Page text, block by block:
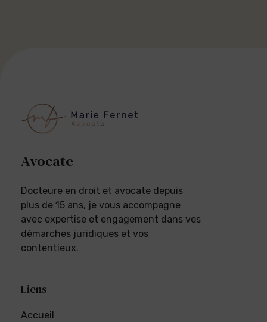
Avocate
Docteure en droit et avocate depuis
plus de 15 ans, je vous accompagne
avec expertise et engagement dans vos
démarches juridiques et vos
contentieux.
Liens
Accueil